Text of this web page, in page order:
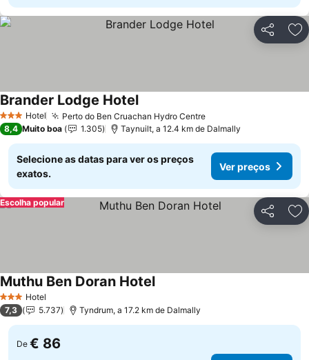
Partilhar
3 EstrelasHotel Perto do Ben Cruachan Hydro CentreVer preços
Brander Lodge HotelVer preços
8,4 Muito boa 1.305 Taynuilt, a 12.4 km de Dalmally
Selecione as datas para ver os preços
exatos.
Ver preços
Partilhar
Escolha popular
3 EstrelasHotel
Muthu Ben Doran HotelVer preços
7,3 5.737 Tyndrum, a 17.2 km de Dalmally
De € 86